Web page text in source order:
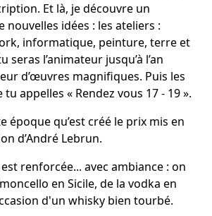
Et là, je découvre un
idées : les ateliers :
informatique, peinture, terre et
l’animateur jusqu’à l’an
d’œuvres magnifiques. Puis les
appelles « Rendez vous 17 - 19 ».
époque qu’est créé le prix mis en
d’André Lebrun.
est renforcée... avec ambiance : on
en Sicile, de la vodka en
d'un whisky bien tourbé.